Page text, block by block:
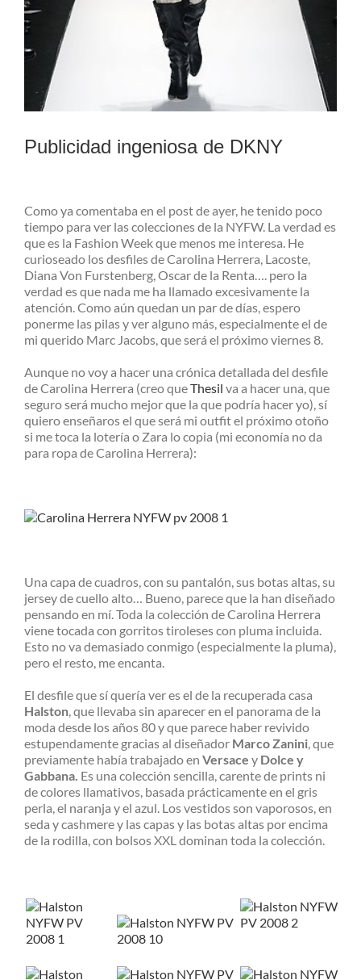
Publicidad ingeniosa de DKNY
Como ya comentaba en el post de ayer, he tenido poco
tiempo para ver las colecciones de la NYFW. La verdad es
que es la Fashion Week que menos me interesa. He
curioseado los desfiles de Carolina Herrera, Lacoste,
Diana Von Furstenberg, Oscar de la Renta…. pero la
verdad es que nada me ha llamado excesivamente la
atención. Como aún quedan un par de días, espero
ponerme las pilas y ver alguno más, especialmente el de
mi querido Marc Jacobs, que será el próximo viernes 8.
Aunque no voy a hacer una crónica detallada del desfile
de Carolina Herrera (creo queThesil va a hacer una, que
seguro será mucho mejor que la que podría hacer yo), sí
quiero enseñaros el que será mi outfit el próximo otoño
si me toca la lotería o Zara lo copia (mi economía no da
para ropa de Carolina Herrera):
Una capa de cuadros, con su pantalón, sus botas altas, su
jersey de cuello alto… Bueno, parece que la han diseñado
pensando en mí. Toda la colección de Carolina Herrera
viene tocada con gorritos tiroleses con pluma incluida.
Esto no va demasiado conmigo (especialmente la pluma),
pero el resto, me encanta.
El desfile que sí quería ver es el de la recuperada casa
Halston, que llevaba sin aparecer en el panorama de la
moda desde los años 80 y que parece haber revivido
estupendamente gracias al diseñador MarcoZanini, que
previamente había trabajado en Versace y Dolce y
Gabbana. Es una colección sencilla, carente de prints ni
de colores llamativos, basada prácticamente en el gris
perla, el naranja y el azul. Los vestidos son vaporosos, en
seda y cashmere y las capas y las botas altas por encima
de la rodilla, con bolsos XXL dominan toda la colección.